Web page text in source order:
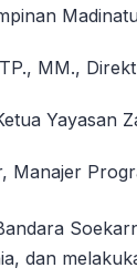
MM.,
Yayasan
Manajer
dan